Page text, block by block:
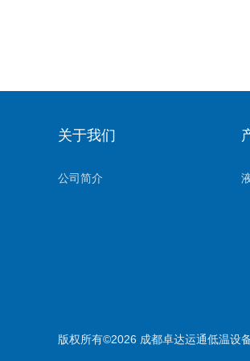
关于我们
公司简介
版权所有©2026 成都卓达运通低温